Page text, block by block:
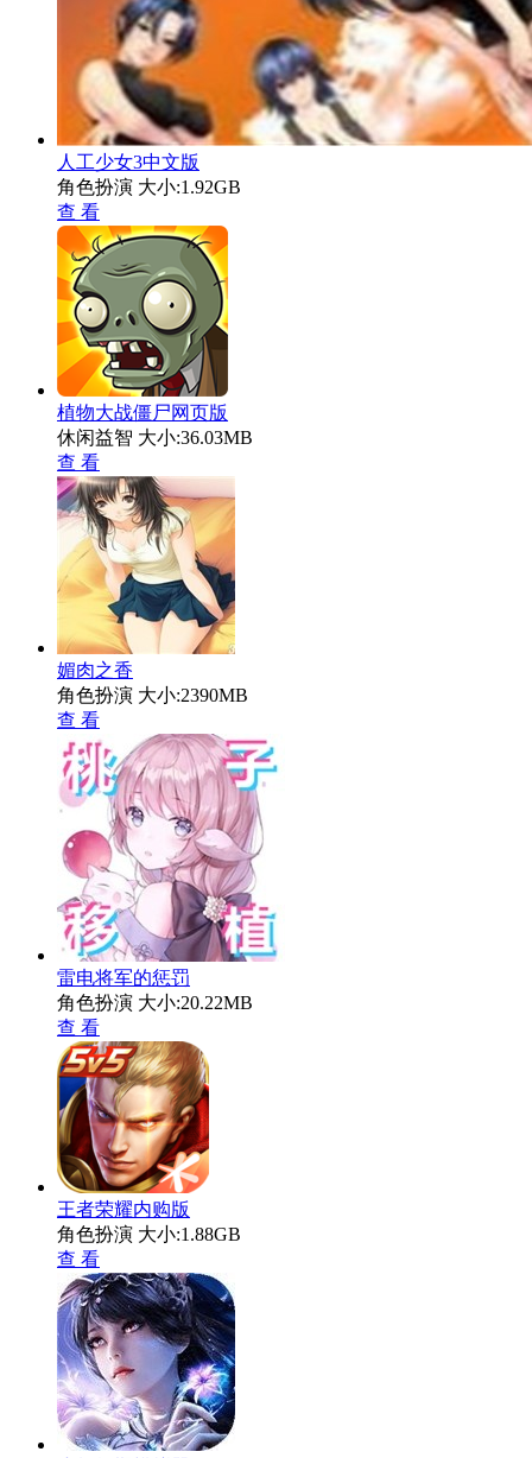
人工少女3中文版
角色扮演 大小:1.92GB
查 看
植物大战僵尸网页版
休闲益智 大小:36.03MB
查 看
媚肉之香
角色扮演 大小:2390MB
查 看
雷电将军的惩罚
角色扮演 大小:20.22MB
查 看
王者荣耀内购版
角色扮演 大小:1.88GB
查 看